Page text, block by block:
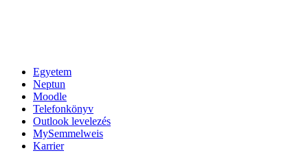
Egyetem
Neptun
Moodle
Telefonkönyv
Outlook levelezés
MySemmelweis
Karrier